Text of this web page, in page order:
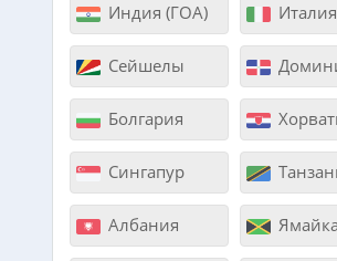
Индия (ГОА) Италия
Сейшелы
Болгария
Сингапур
Албания Ямайка